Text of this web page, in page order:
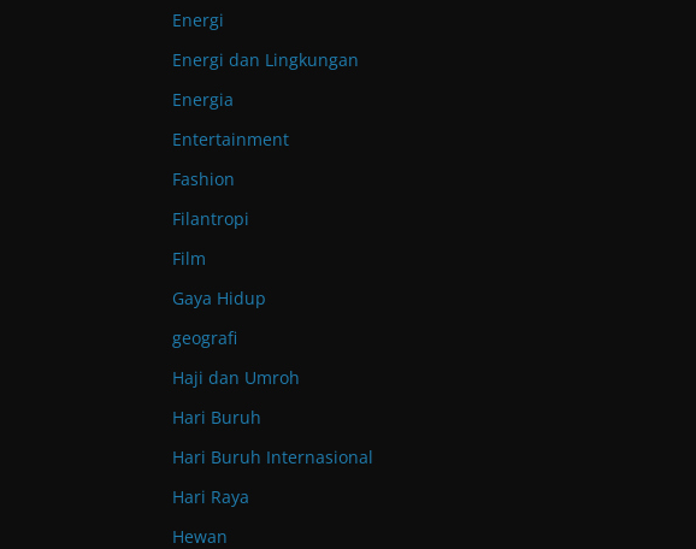
Energi
Energi dan Lingkungan
Energia
Entertainment
Fashion
Filantropi
Film
Gaya Hidup
geografi
Haji dan Umroh
Hari Buruh
Hari Buruh Internasional
Hari Raya
Hewan